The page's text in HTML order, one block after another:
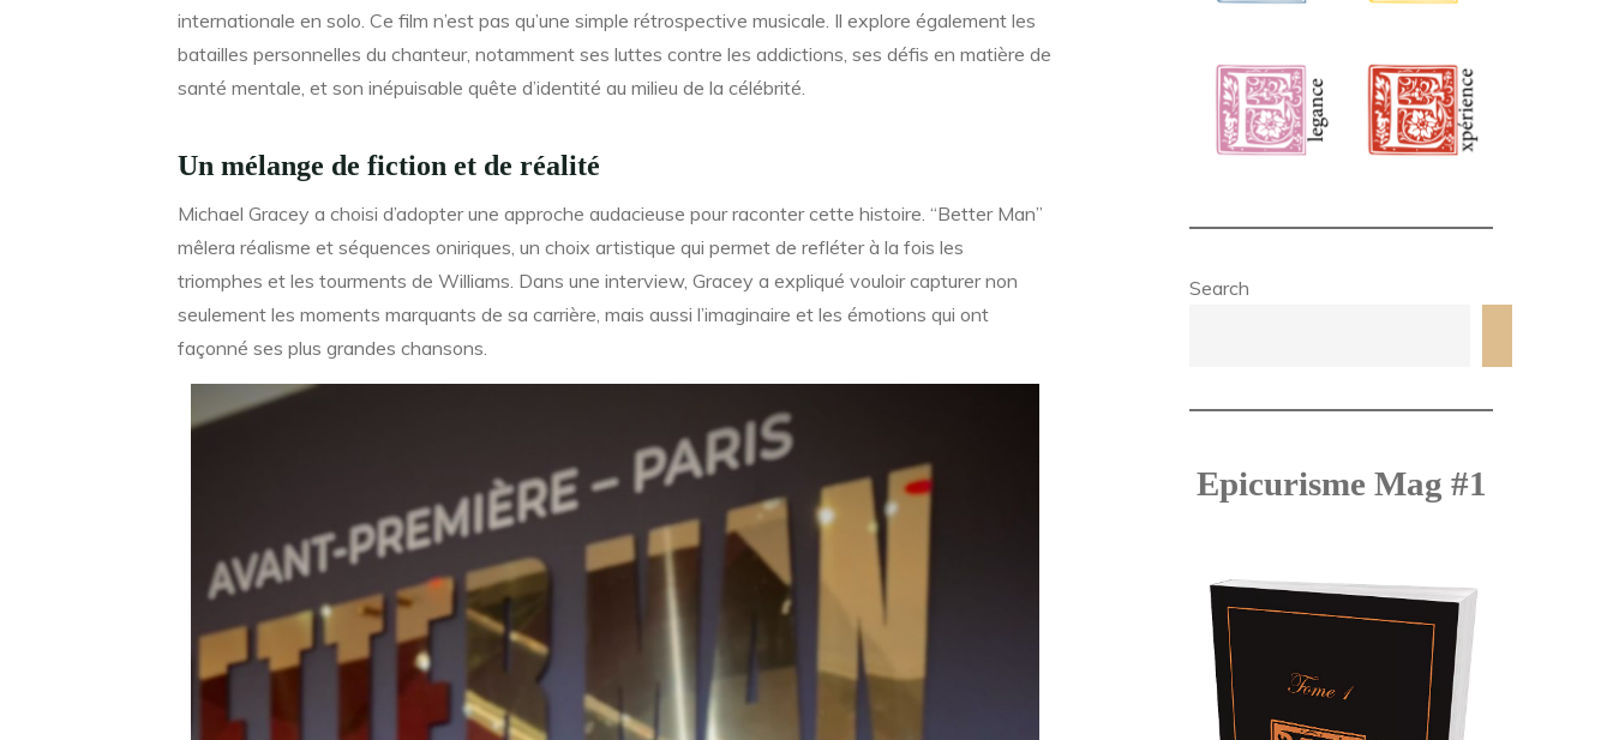
internationale en solo. Ce film n’est pas qu’une simple rétrospective musicale. Il explore également les
batailles personnelles du chanteur, notamment ses luttes contre les addictions, ses défis en matière de
santé mentale, et son inépuisable quête d’identité au milieu de la célébrité.
Un mélange de fiction et de réalité
Michael Gracey a choisi d’adopter une approche audacieuse pour raconter cette histoire. “Better Man”
mêlera réalisme et séquences oniriques, un choix artistique qui permet de refléter à la fois les
triomphes et les tourments de Williams. Dans une interview, Gracey a expliqué vouloir capturer non
seulement les moments marquants de sa carrière, mais aussi l’imaginaire et les émotions qui ont
façonné ses plus grandes chansons.
Search
Epicurisme Mag #1